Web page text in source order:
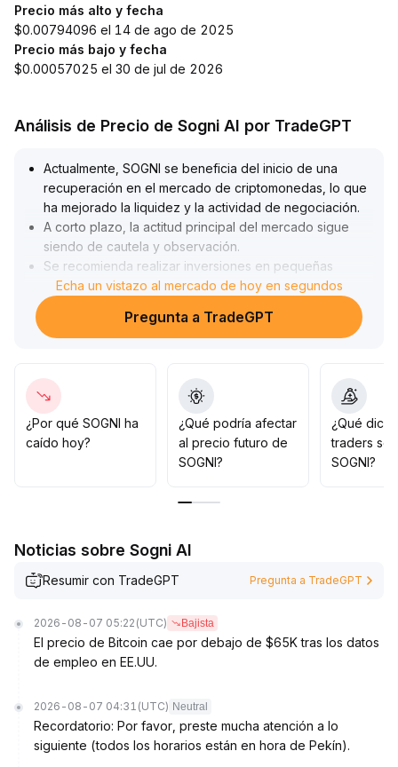
Precio más alto y fecha
$0.00794096 el 14 de ago de 2025
Precio más bajo y fecha
$0.00057025 el 30 de jul de 2026
Análisis de Precio de Sogni AI por TradeGPT
Actualmente, SOGNI se beneficia del inicio de una
recuperación en el mercado de criptomonedas, lo que
ha mejorado la liquidez y la actividad de negociación.
A corto plazo, la actitud principal del mercado sigue
siendo de cautela y observación.
Se recomienda realizar inversiones en pequeñas
cantidades y por etapas durante los retrocesos,
prestando especial atención a los cambios en el
volumen de operaciones para identificar la fuerza del
Si los próximos datos consolidan la recuperación
general del mercado, el espacio alcista podría abrirse,
poniendo el foco en el rompimiento de máximos
anteriores
De lo contrario, es preferible ajustar dinámicamente la
confirmación de la tendencia.
Echa un vistazo al mercado de hoy en segundos
Pregunta a TradeGPT
¿Por qué SOGNI ha
caído hoy?
¿Qué podría afectar
al precio futuro de
SOGNI?
¿Qué
traders
SOGNI?
Noticias sobre Sogni AI
Resumir con TradeGPT Pregunta a TradeGPT
2026-08-07 05:22 (UTC) Bajista
El precio de Bitcoin cae por debajo de $65K tras los datos
de empleo en EE.UU.
2026-08-07 04:31 (UTC) Neutral
Recordatorio: Por favor, preste mucha atención a lo
siguiente (todos los horarios están en hora de Pekín).